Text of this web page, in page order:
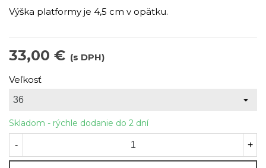
Výška platformy je 4,5 cm v opätku.
33,00 € (s DPH)
Veľkosť
Skladom - rýchle dodanie do 2 dní
- +